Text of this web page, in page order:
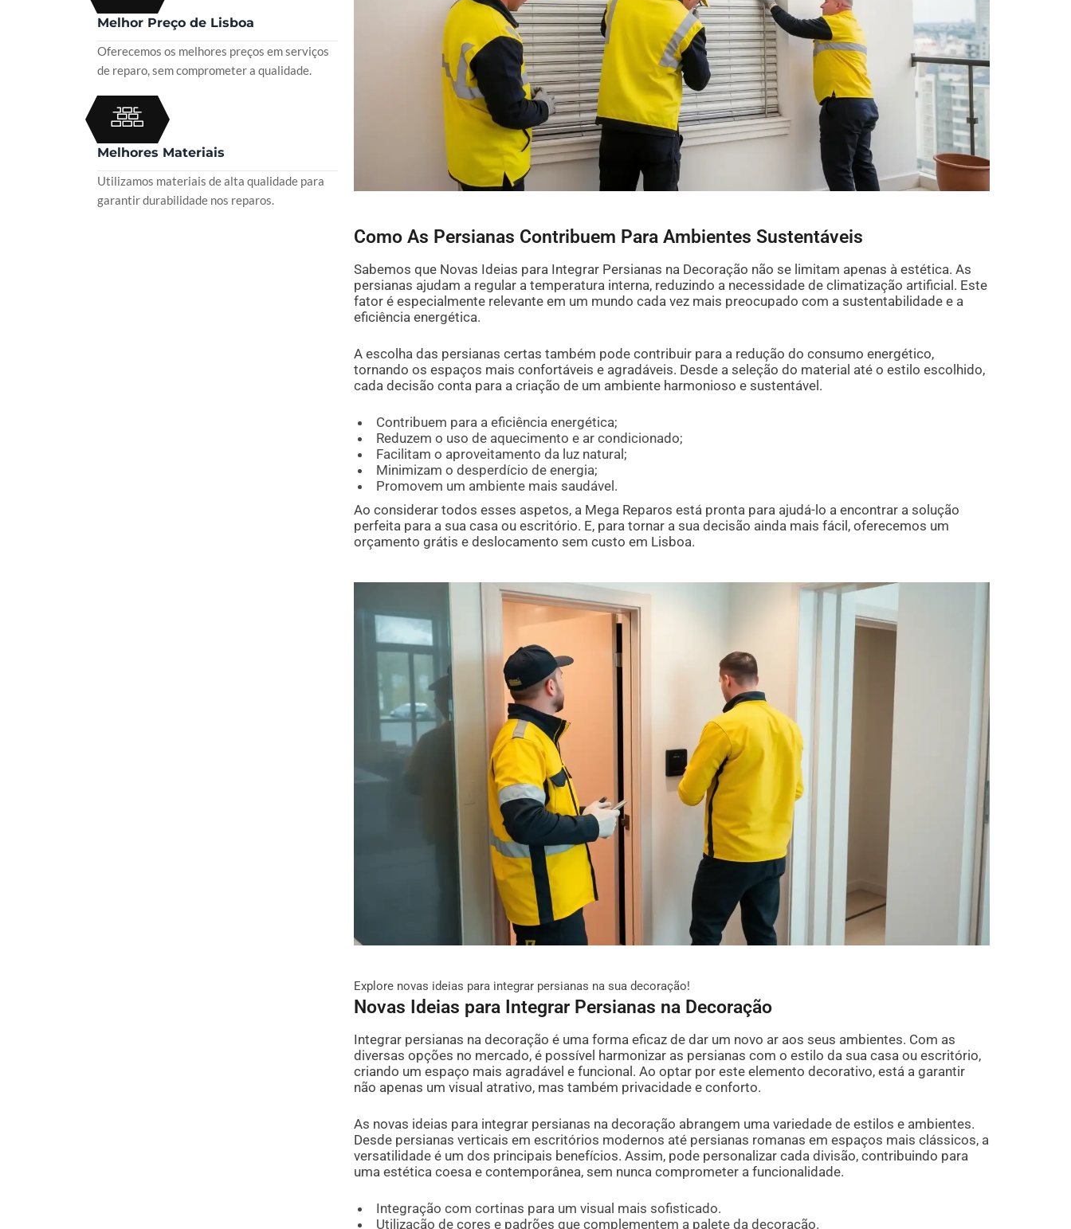
Como As Persianas Contribuem Para Ambientes Sustentáveis
Sabemos que Novas Ideias para Integrar Persianas na Decoração não se limitam apenas à estética. As
persianas ajudam a regular a temperatura interna, reduzindo a necessidade de climatização artificial. Este
fator é especialmente relevante em um mundo cada vez mais preocupado com a sustentabilidade e a
eficiência energética.
A escolha das persianas certas também pode contribuir para a redução do consumo energético,
tornando os espaços mais confortáveis e agradáveis. Desde a seleção do material até o estilo escolhido,
cada decisão conta para a criação de um ambiente harmonioso e sustentável.
Contribuem para a eficiência energética;
Reduzem o uso de aquecimento e ar condicionado;
Facilitam o aproveitamento da luz natural;
Minimizam o desperdício de energia;
Promovem um ambiente mais saudável.
Ao considerar todos esses aspetos, a Mega Reparos está pronta para ajudá-lo a encontrar a solução
perfeita para a sua casa ou escritório. E, para tornar a sua decisão ainda mais fácil, oferecemos um
orçamento grátis e deslocamento sem custo em Lisboa.
Explore novas ideias para integrar persianas na sua decoração!
Novas Ideias para Integrar Persianas na Decoração
Integrar persianas na decoração é uma forma eficaz de dar um novo ar aos seus ambientes. Com as
diversas opções no mercado, é possível harmonizar as persianas com o estilo da sua casa ou escritório,
criando um espaço mais agradável e funcional. Ao optar por este elemento decorativo, está a garantir
não apenas um visual atrativo, mas também privacidade e conforto.
As novas ideias para integrar persianas na decoração abrangem uma variedade de estilos e ambientes.
Desde persianas verticais em escritórios modernos até persianas romanas em espaços mais clássicos, a
versatilidade é um dos principais benefícios. Assim, pode personalizar cada divisão, contribuindo para
uma estética coesa e contemporânea, sem nunca comprometer a funcionalidade.
Integração com cortinas para um visual mais sofisticado.
Utilização de cores e padrões que complementem a palete da decoração.
Melhor Preço de Lisboa
Oferecemos os melhores preços em serviços
de reparo, sem comprometer a qualidade.
Melhores Materiais
Utilizamos materiais de alta qualidade para
garantir durabilidade nos reparos.